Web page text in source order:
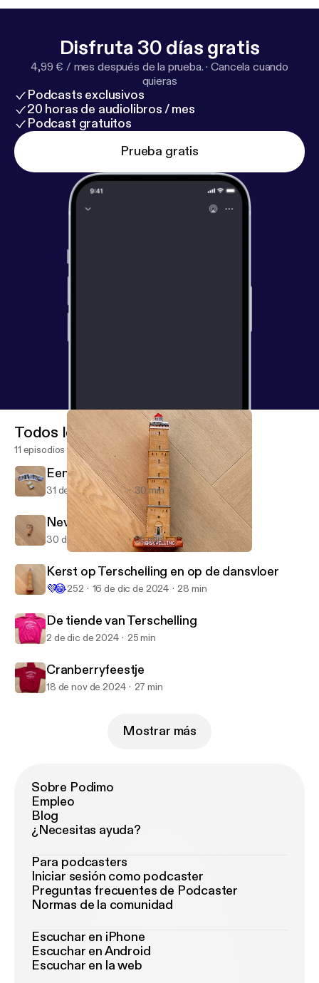
Disfruta 30 días gratis
4,99 € / mes después de la prueba. ·Cancela cuando
quieras
Podcasts exclusivos
20 horas de audiolibros / mes
Podcast gratuitos
Prueba gratis
De Terschelling Podcast
Todos los episodios
11 episodios
Een Terschellinger toegift
31 de mar de 2025 30 min
Nevenactiviteiten
30 de dic de 2024 55 min
Kerst op Terschelling en op de dansvloer
💜😂252 16 de dic de 2024 28 min
De tiende van Terschelling
2 de dic de 2024 25 min
Cranberryfeestje
18 de nov de 2024 27 min
Mostrar más
Sobre Podimo
Empleo
Blog
¿Necesitas ayuda?
Para podcasters
Iniciar sesión como podcaster
Preguntas frecuentes de Podcaster
Normas de la comunidad
Escuchar en iPhone
Escuchar en Android
Escuchar en la web